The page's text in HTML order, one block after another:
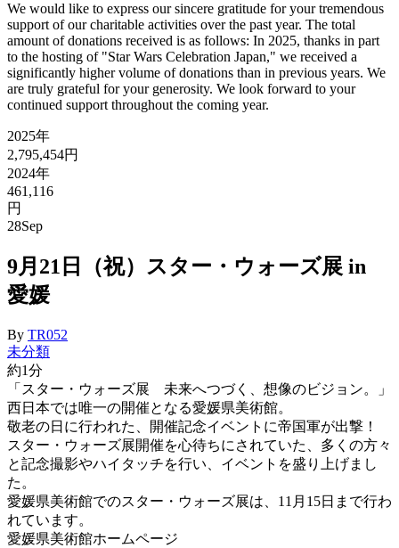
We would like to express our sincere gratitude for your tremendous
support of our charitable activities over the past year. The total
amount of donations received is as follows: In 2025, thanks in part
to the hosting of "Star Wars Celebration Japan," we received a
significantly higher volume of donations than in previous years. We
are truly grateful for your generosity. We look forward to your
continued support throughout the coming year.
2025年
2,795,454円
2024年
461,116
円
28Sep
9月21日（祝）スター・ウォーズ展 in
愛媛
By TR052
未分類
約1分
「スター・ウォーズ展 未来へつづく、想像のビジョン。」
西日本では唯一の開催となる愛媛県美術館。
敬老の日に行われた、開催記念イベントに帝国軍が出撃！
スター・ウォーズ展開催を心待ちにされていた、多くの方々
と記念撮影やハイタッチを行い、イベントを盛り上げまし
た。
愛媛県美術館でのスター・ウォーズ展は、11月15日まで行わ
れています。
愛媛県美術館ホームページ